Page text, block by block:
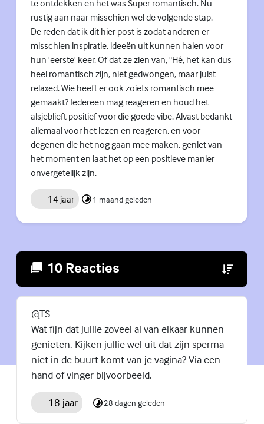
te ontdekken en het was Super romantisch. Nu
rustig aan naar misschien wel de volgende stap.
De reden dat ik dit hier post is zodat anderen er
misschien inspiratie, ideeën uit kunnen halen voor
hun 'eerste' keer. Of dat ze zien van, "Hé, het kan dus
heel romantisch zijn, niet gedwongen, maar juist
relaxed. Wie heeft er ook zoiets romantisch mee
gemaakt? Iedereen mag reageren en houd het
alsjeblieft positief voor die goede vibe. Alvast bedankt
allemaal voor het lezen en reageren, en voor
degenen die het nog gaan mee maken, geniet van
het moment en laat het op een positieve manier
onvergetelijk zijn.
14 jaar 1 maand geleden
10 Reacties (Externe
@TS
Wat fijn dat jullie zoveel al van elkaar kunnen
genieten. Kijken jullie wel uit dat zijn sperma
niet in de buurt komt van je vagina? Via een
hand of vinger bijvoorbeeld.
18 jaar 28 dagen geleden